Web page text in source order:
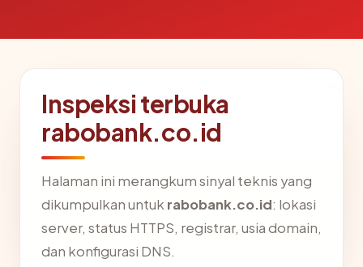
Inspeksi terbuka
rabobank.co.id
Halaman ini merangkum sinyal teknis yang
dikumpulkan untuk rabobank.co.id: lokasi
server, status HTTPS, registrar, usia domain,
dan konfigurasi DNS.